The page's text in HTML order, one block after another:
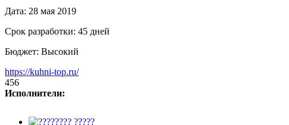
Дата: 28 мая 2019
Срок разработки: 45 дней
Бюджет: Высокий
https://kuhni-top.ru/
456
Исполнители: